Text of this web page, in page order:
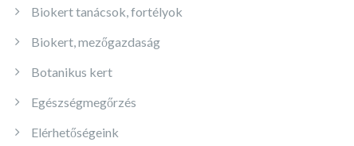
Biokert tanácsok, fortélyok
Biokert, mezőgazdaság
Botanikus kert
Egészségmegőrzés
Elérhetőségeink